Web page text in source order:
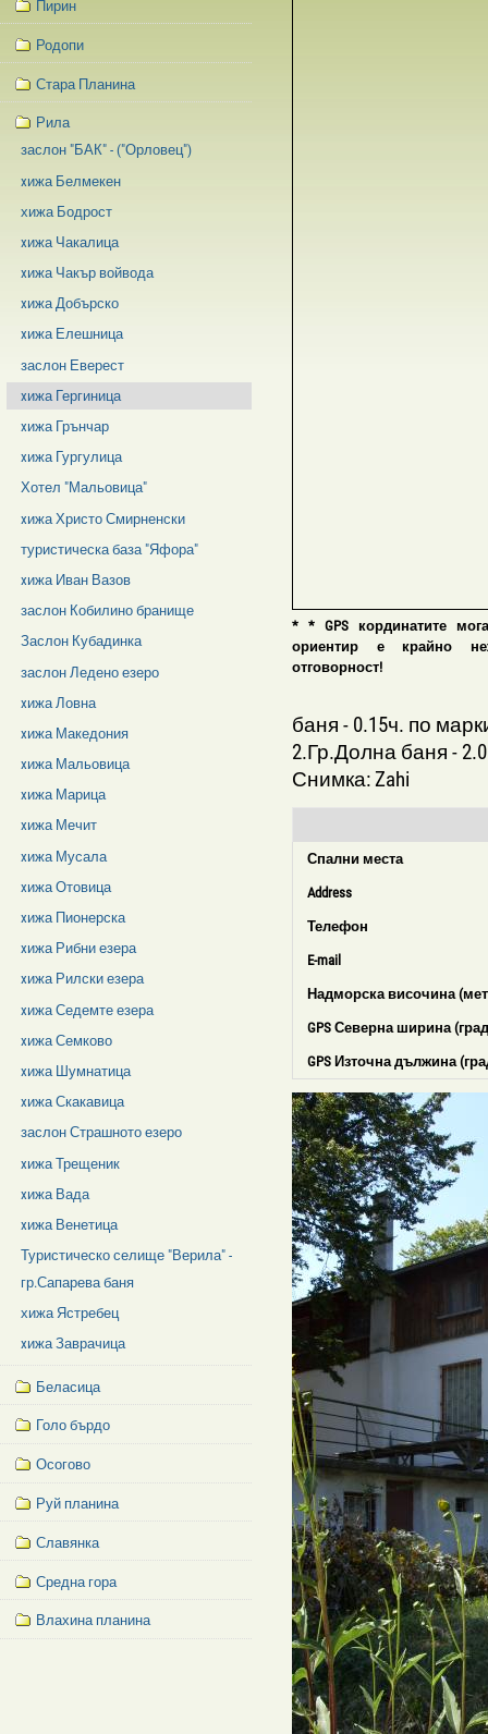
* * GPS кординатите
ориентир е крайно
отговорност!
баня - 0.15ч. по
2.Гр.Долна баня -
Снимка: Zahi
Спални места
Address
Телефон
E-mail
Надморска височина
GPS Северна ширина
GPS Източна дължина
Пирин
Родопи
Стара Планина
Рила
заслон "БАК" - ("Орловец")
xижа Белмекен
хижа Бодрост
xижа Чакалица
xижа Чакър войвода
xижа Добърско
xижа Елешница
заслон Еверест
xижа Гергиница
xижа Грънчар
xижа Гургулица
Хотел "Мальовица"
xижа Христо Смирненски
туристическа база "Яфора"
xижа Иван Вазов
заслон Кобилино бранище
Заслон Кубадинка
заслон Ледено езеро
xижа Ловна
xижа Македония
xижа Мальовица
xижа Марица
xижа Мечит
xижа Мусала
xижа Отовица
xижа Пионерска
xижа Рибни езера
xижа Рилски езера
xижа Седемте езера
xижа Семково
xижа Шумнатица
xижа Скакавица
заслон Страшното езеро
xижа Трещеник
xижа Вада
xижа Венетица
Туристическо селище "Верила" -
гр.Сапарева баня
хижа Ястребец
xижа Заврачица
Беласица
Голо бърдо
Осогово
Руй планина
Славянка
Средна гора
Влахина планина